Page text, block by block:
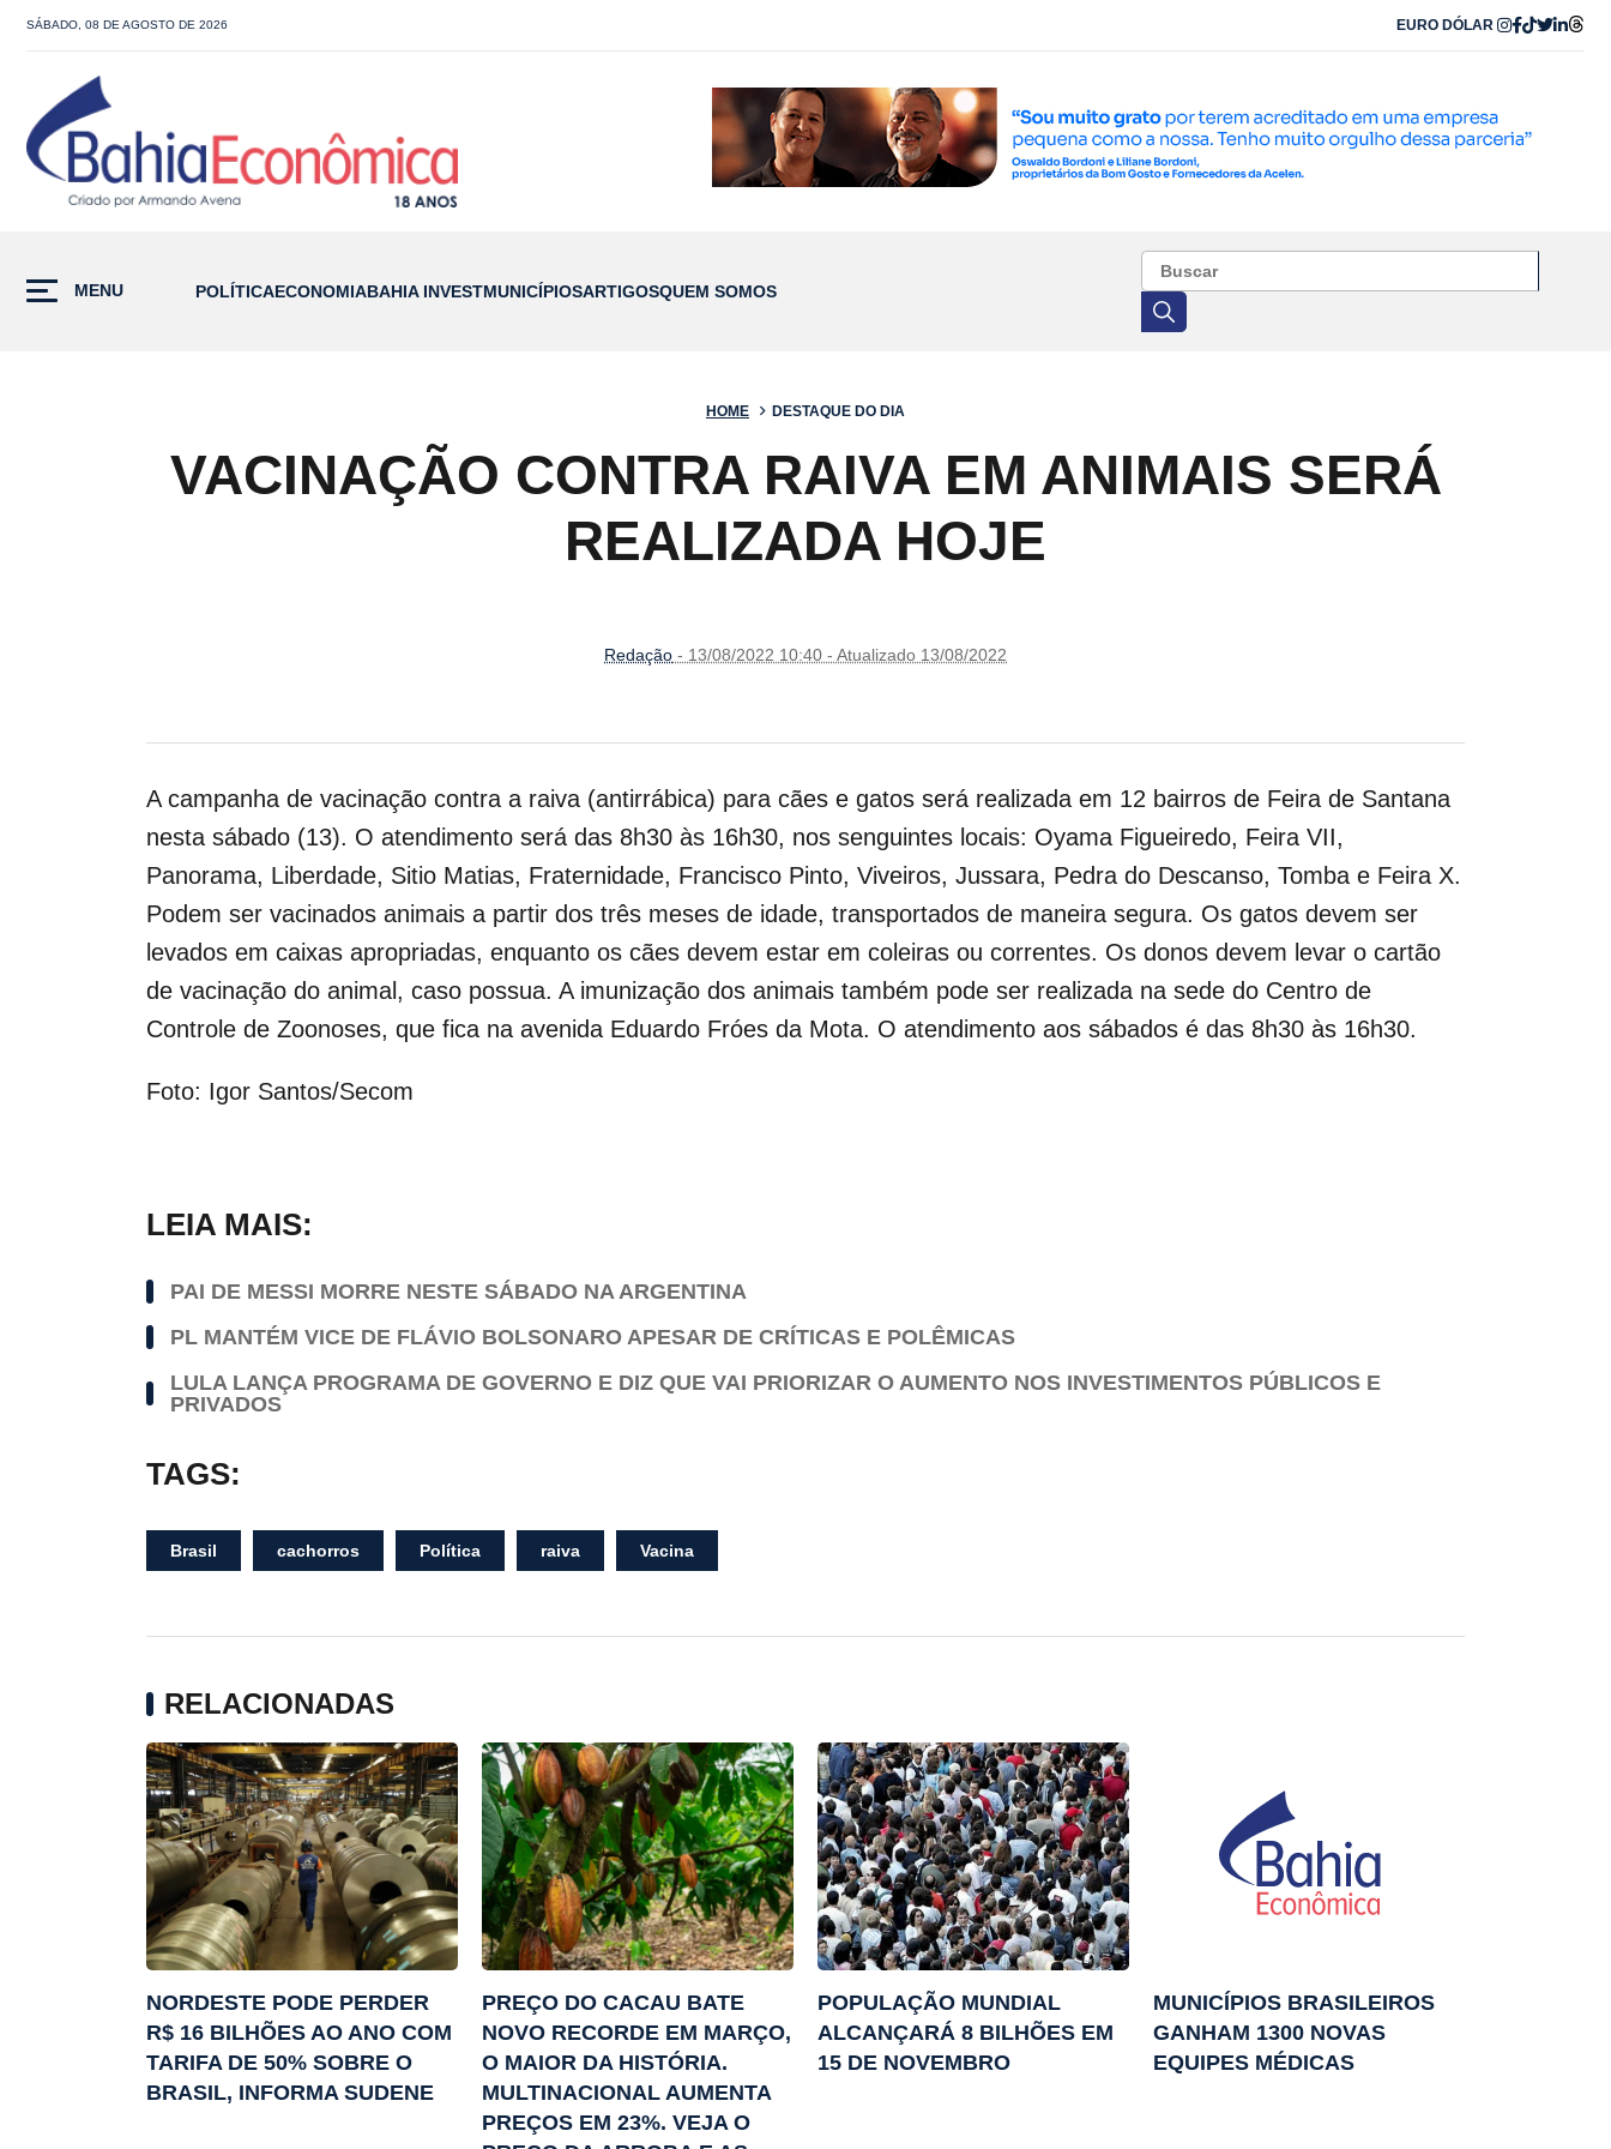
SÁBADO, 08 DE AGOSTO DE 2026 EURO DÓLAR
MENU POLÍTICAECONOMIABAHIA INVESTMUNICÍPIOSARTIGOSQUEM SOMOS
HOME DESTAQUE DO DIA
VACINAÇÃO CONTRA RAIVA EM ANIMAIS SERÁ
REALIZADA HOJE
Redação - 13/08/2022 10:40 - Atualizado 13/08/2022
A campanha de vacinação contra a raiva (antirrábica) para cães e gatos será realizada em 12 bairros de Feira de Santana
nesta sábado (13). O atendimento será das 8h30 às 16h30, nos senguintes locais: Oyama Figueiredo, Feira VII,
Panorama, Liberdade, Sitio Matias, Fraternidade, Francisco Pinto, Viveiros, Jussara, Pedra do Descanso, Tomba e Feira X.
Podem ser vacinados animais a partir dos três meses de idade, transportados de maneira segura. Os gatos devem ser
levados em caixas apropriadas, enquanto os cães devem estar em coleiras ou correntes. Os donos devem levar o cartão
de vacinação do animal, caso possua. A imunização dos animais também pode ser realizada na sede do Centro de
Controle de Zoonoses, que fica na avenida Eduardo Fróes da Mota. O atendimento aos sábados é das 8h30 às 16h30.
Foto: Igor Santos/Secom
LEIA MAIS:
PAI DE MESSI MORRE NESTE SÁBADO NA ARGENTINA
PL MANTÉM VICE DE FLÁVIO BOLSONARO APESAR DE CRÍTICAS E POLÊMICAS
LULA LANÇA PROGRAMA DE GOVERNO E DIZ QUE VAI PRIORIZAR O AUMENTO NOS INVESTIMENTOS PÚBLICOS E
PRIVADOS
TAGS:
Brasil cachorros Política raiva Vacina
RELACIONADAS
NORDESTE PODE PERDER
R$ 16 BILHÕES AO ANO COM
TARIFA DE 50% SOBRE O
BRASIL, INFORMA SUDENE
PREÇO DO CACAU BATE
NOVO RECORDE EM MARÇO,
O MAIOR DA HISTÓRIA.
MULTINACIONAL AUMENTA
PREÇOS EM 23%. VEJA O
POPULAÇÃO MUNDIAL
ALCANÇARÁ 8 BILHÕES EM
15 DE NOVEMBRO
MUNICÍPIOS BRASILEIROS
GANHAM 1300 NOVAS
EQUIPES MÉDICAS